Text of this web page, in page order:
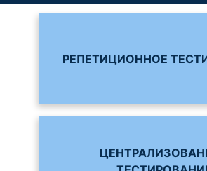
РЕПЕТИЦИОННОЕ